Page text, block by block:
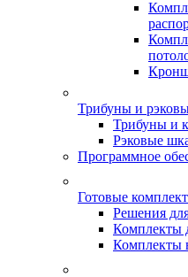
Трибуны и
Трибуны и
Рэковые
Программное
Готовые
Решения
Комплекты
Комплекты